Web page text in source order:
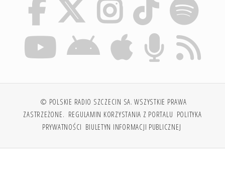
© POLSKIE RADIO SZCZECIN SA. WSZYSTKIE PRAWA
ZASTRZEŻONE. REGULAMIN KORZYSTANIA Z PORTALU POLITYKA
PRYWATNOŚCI BIULETYN INFORMACJI PUBLICZNEJ